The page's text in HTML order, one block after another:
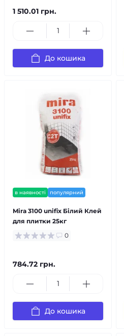
1 510.01 грн.
До кошика
в наявності популярний
Mira 3100 unifiх Білий Клей
для плитки 25кг
0
784.72 грн.
До кошика